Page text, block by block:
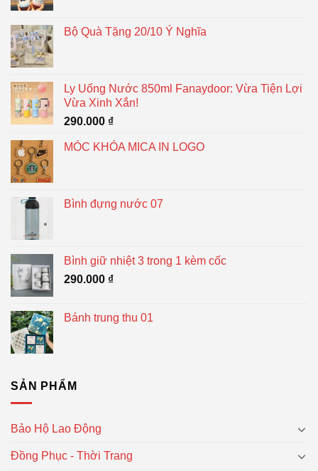
Bộ Quà Tặng 20/10 Ý Nghĩa
Ly Uống Nước 850ml Fanaydoor: Vừa Tiện Lợi
Vừa Xinh Xắn!
290.000 ₫
MÓC KHÓA MICA IN LOGO
Bình đựng nước 07
Bình giữ nhiệt 3 trong 1 kèm cốc
290.000 ₫
Bánh trung thu 01
SẢN PHẨM
Bảo Hộ Lao Động
Đồng Phục - Thời Trang